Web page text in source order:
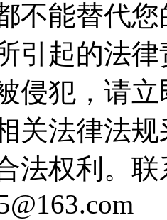
不能替代
引起的法
侵犯，请
关法律法
法权利。